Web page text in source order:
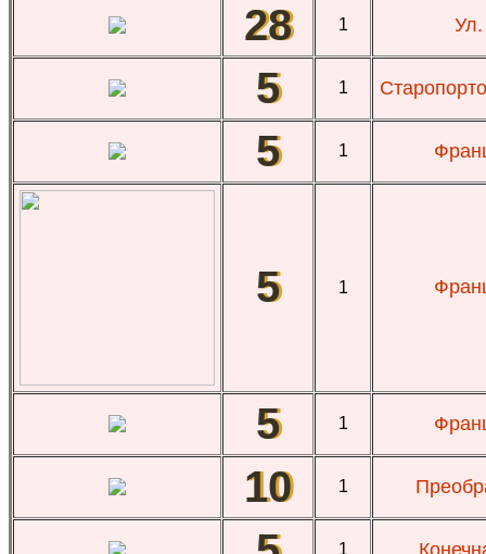
28 1 Ул.
5 1
5 1
5 1
5 1
10 1
1